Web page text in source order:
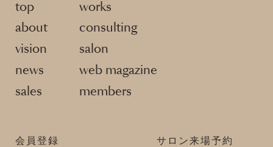
top
works
about
consulting
vision
salon
news
web magazine
sales
members
会員登録 サロン来場予約